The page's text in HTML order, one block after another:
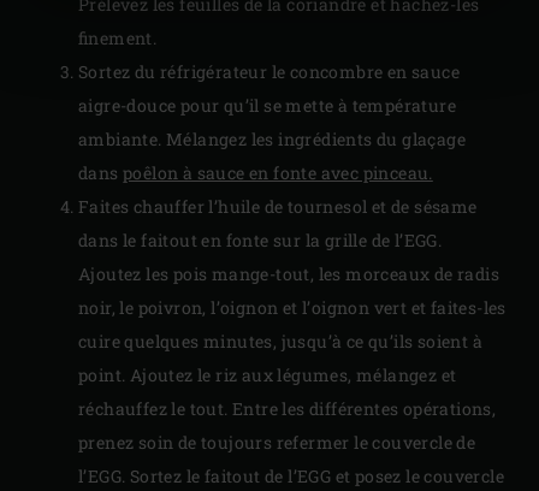
finement.
Sortez du réfrigérateur le concombre en sauce
aigre-douce pour qu’il se mette à température
ambiante. Mélangez les ingrédients du glaçage
dans poêlon à sauce en fonte avec pinceau.
Faites chauffer l’huile de tournesol et de sésame
dans le faitout en fonte sur la grille de l’EGG.
Ajoutez les pois mange-tout, les morceaux de radis
noir, le poivron, l’oignon et l’oignon vert et faites-les
cuire quelques minutes, jusqu’à ce qu’ils soient à
point. Ajoutez le riz aux légumes, mélangez et
réchauffez le tout. Entre les différentes opérations,
prenez soin de toujours refermer le couvercle de
l’EGG. Sortez le faitout de l’EGG et posez le couvercle